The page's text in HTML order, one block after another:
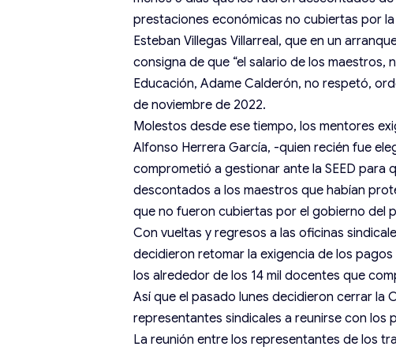
prestaciones económicas no cubiertas por
Esteban Villegas Villarreal, que en un
consigna de que “el salario de los maestros,
Educación, Adame Calderón, no respetó,
de noviembre de 2022.
Molestos desde ese tiempo, los mentores
Alfonso Herrera García, -quien recién fue
comprometió a gestionar ante la SEED para
descontados a los maestros que habían
que no fueron cubiertas por el gobierno del
Con vueltas y regresos a las oficinas
decidieron retomar la exigencia de los
los alrededor de los 14 mil docentes que
Así que el pasado lunes decidieron cerrar la
representantes sindicales a reunirse con los
La reunión entre los representantes de los